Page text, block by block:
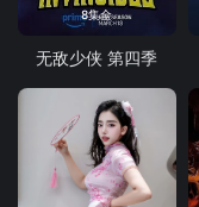
8集全
无敌少侠 第四季